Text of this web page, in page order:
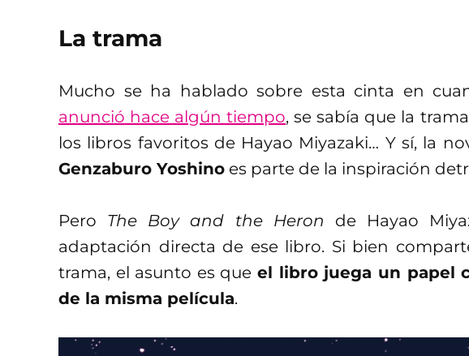
La trama
Mucho se ha hablado sobre esta cinta en
anunció hace algún tiempo, se sabía que la
los libros favoritos de Hayao Miyazaki… Y sí, la
Genzaburo Yoshino es parte de la inspiración
Pero The Boy and the Heron de Hayao
adaptación directa de ese libro. Si bien
trama, el asunto es queel libro juega un papel
de la misma película.